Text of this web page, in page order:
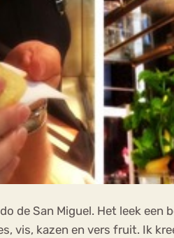
de San Miguel. Het leek
vis, kazen en vers fruit. Ik